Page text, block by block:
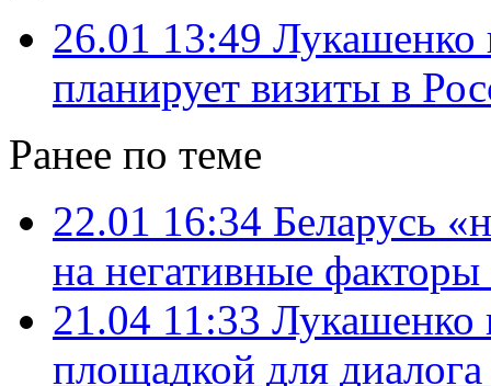
26.01 13:49 Лукашенко
планирует визиты в
Ранее по теме
22.01 16:34 Беларусь
на негативные
21.04 11:33 Лукашенко
площадкой для